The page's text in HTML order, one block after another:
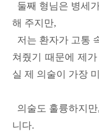
둘째 형님은 병세
해 주지만,
저는 환자가 고통
쳐줬기 때문에 제
실 제 의술이 가장
의술도 훌륭하지
니다.